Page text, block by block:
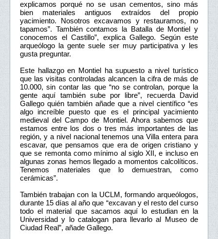
explicamos porqué no se usan cementos, sino más
bien materiales antiguos extraídos del propio
yacimiento. Nosotros excavamos y restauramos, no
tapamos”. También contamos la Batalla de Montiel y
conocemos el Castillo”, explica Gallego. Según este
arqueólogo la gente suele ser muy participativa y les
gusta preguntar.
Este hallazgo en Montiel ha supuesto a nivel turístico
que las visitas controladas alcancen la cifra de más de
10.000, sin contar las que “no se controlan, porque la
gente aquí también sube por libre”, recuerda David
Gallego quién también añade que a nivel científico “es
algo increíble puesto que es el principal yacimiento
medieval del Campo de Montiel. Ahora sabemos que
estamos entre los dos o tres más importantes de las
región, y a nivel nacional tenemos una Villa entera para
escavar, que pensamos que era de origen cristiano y
que se remonta como mínimo al siglo XII, e incluso en
algunas zonas hemos llegado a momentos calcolíticos.
Tenemos materiales que lo demuestran, como
cerámicas”.
También trabajan con la UCLM, formando arqueólogos,
durante 15 días al año que “excavan y el resto del curso
todo el material que sacamos aquí lo estudian en la
Universidad y lo catalogan para llevarlo al Museo de
Ciudad Real”, añade Gallego.